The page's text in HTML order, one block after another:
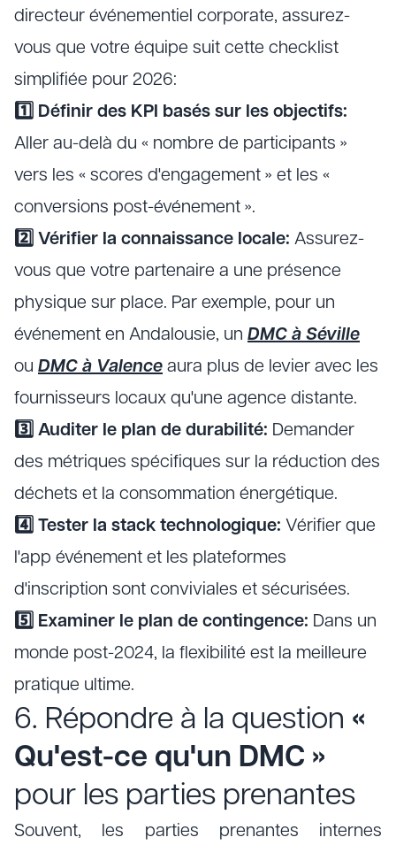
directeur événementiel corporate, assurez-
vous que votre équipe suit cette checklist
simplifiée pour 2026:
1️⃣ Définir des KPI basés sur les objectifs:
Aller au-delà du « nombre de participants »
vers les « scores d'engagement » et les «
conversions post-événement ».
2️⃣ Vérifier la connaissance locale: Assurez-
vous que votre partenaire a une présence
physique sur place. Par exemple, pour un
événement en Andalousie, un DMC à Séville
ou DMC à Valence aura plus de levier avec les
fournisseurs locaux qu'une agence distante.
3️⃣ Auditer le plan de durabilité: Demander
des métriques spécifiques sur la réduction des
déchets et la consommation énergétique.
4️⃣ Tester la stack technologique: Vérifier que
l'app événement et les plateformes
d'inscription sont conviviales et sécurisées.
5️⃣ Examiner le plan de contingence: Dans un
monde post-2024, la flexibilité est la meilleure
pratique ultime.
6. Répondre à la question «
Qu'est-ce qu'un DMC »
pour les parties prenantes
Souvent, les parties prenantes internes